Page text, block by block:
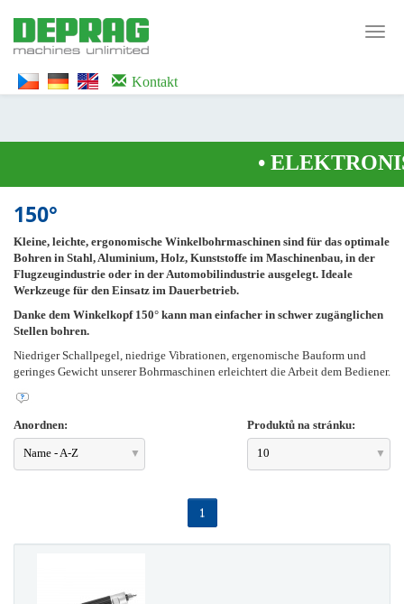
WTG9QS7C" height="0" width="0" style="display:none;visibility:hidden">
</iframe></noscript>
Kontakt
•
150°
Kleine, leichte, ergonomische Winkelbohrmaschinen sind für das optimale
Bohren in Stahl, Aluminium, Holz, Kunststoffe im Maschinenbau, in der
Flugzeugindustrie oder in der Automobilindustrie ausgelegt. Ideale
Werkzeuge für den Einsatz im Dauerbetrieb.
Danke dem Winkelkopf 150° kann man einfacher in schwer zugänglichen
Stellen bohren.
Niedriger Schallpegel, niedrige Vibrationen, ergenomische Bauform und
geringes Gewicht unserer Bohrmaschinen erleichtert die Arbeit dem Bediener.
Anordnen:
Name - A-Z
Produktů na stránku:
10
1